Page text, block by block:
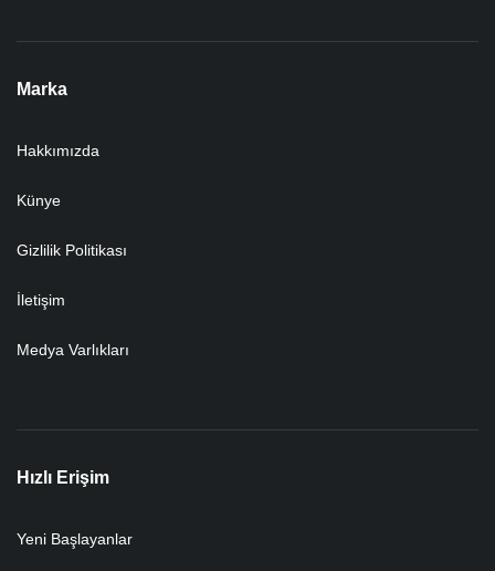
Marka
Hakkımızda
Künye
Gizlilik Politikası
İletişim
Medya Varlıkları
Hızlı Erişim
Yeni Başlayanlar